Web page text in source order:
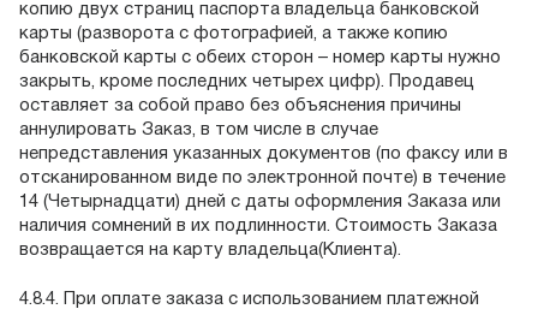
копию двух страниц паспорта владельца банковской
карты (разворота с фотографией, а также копию
банковской карты с обеих сторон – номер карты нужно
закрыть, кроме последних четырех цифр). Продавец
оставляет за собой право без объяснения причины
аннулировать Заказ, в том числе в случае
непредставления указанных документов (по факсу или в
отсканированном виде по электронной почте) в течение
14 (Четырнадцати) дней с даты оформления Заказа или
наличия сомнений в их подлинности. Стоимость Заказа
возвращается на карту владельца(Клиента).
4.8.4. При оплате заказа с использованием платежной